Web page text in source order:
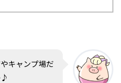
キャンプ場だ
♪